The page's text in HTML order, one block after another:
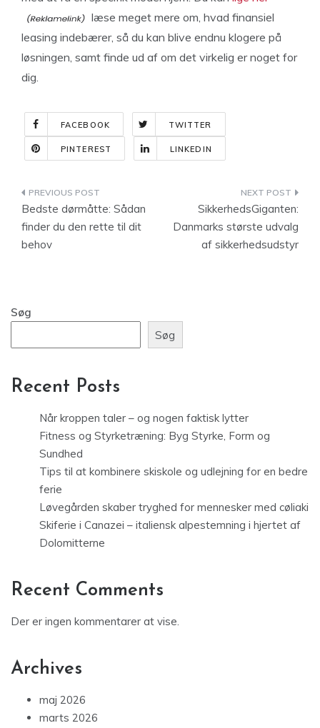
læse meget mere om, hvad finansiel
leasing indebærer, så du kan blive endnu klogere på
løsningen, samt finde ud af om det virkelig er noget for
dig.
FACEBOOK TWITTER
PINTEREST LINKEDIN
Indlægsnavigation
Bedste dørmåtte: Sådan
finder du den rette til dit
behov
SikkerhedsGiganten:
Danmarks største udvalg
af sikkerhedsudstyr
Søg
Søg
Recent Posts
Når kroppen taler – og nogen faktisk lytter
Fitness og Styrketræning: Byg Styrke, Form og
Sundhed
Tips til at kombinere skiskole og udlejning for en bedre
ferie
Løvegården skaber tryghed for mennesker med cøliaki
Skiferie i Canazei – italiensk alpestemning i hjertet af
Dolomitterne
Recent Comments
Der er ingen kommentarer at vise.
Archives
maj 2026
marts 2026